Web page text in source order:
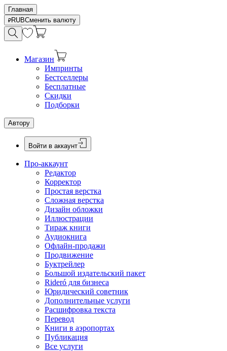
Главная
RUBСменить валюту
Магазин
Импринты
Бестселлеры
Бесплатные
Скидки
Подборки
Автору
Войти в аккаунт
Про-аккаунт
Редактор
Корректор
Простая верстка
Сложная верстка
Дизайн обложки
Иллюстрации
Тираж книги
Аудиокнига
Офлайн-продажи
Продвижение
Буктрейлер
Большой издательский пакет
Rideró для бизнеса
Юридический советник
Дополнительные услуги
Расшифровка текста
Перевод
Книги в аэропортах
Публикация
Все услуги